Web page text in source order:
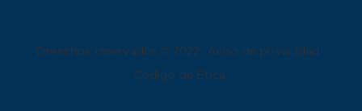
Derechos reservados © 2022 Aviso de privacidad ,
Código de Ética .